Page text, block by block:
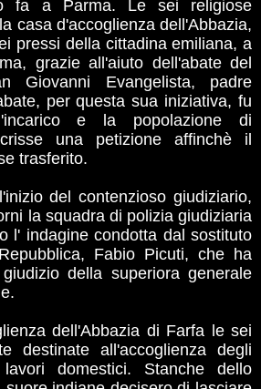
fa a Parma. Le sei religiose
casa d'accoglienza dell'Abbazia,
pressi della cittadina emiliana, a
grazie all'aiuto dell'abate del
Giovanni Evangelista, padre
per questa sua iniziativa, fu
e la popolazione di
una petizione affinchè il
trasferito.
del contenzioso giudiziario,
la squadra di polizia giudiziaria
l' indagine condotta dal sostituto
Fabio Picuti, che ha
della superiora generale
dell'Abbazia di Farfa le sei
destinate all'accoglienza degli
domestici. Stanche dello